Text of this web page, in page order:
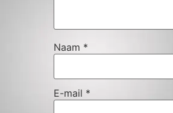
Naam *
E-mail *